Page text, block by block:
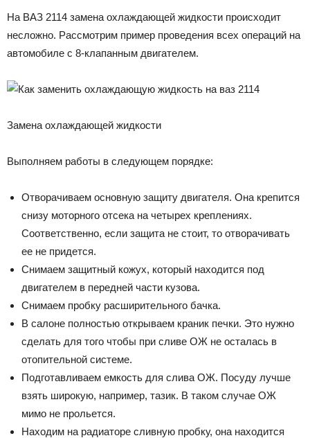
На ВАЗ 2114 замена охлаждающей жидкости происходит
несложно. Рассмотрим пример проведения всех операций на
автомобиле с 8-клапанным двигателем.
Замена охлаждающей жидкости
Выполняем работы в следующем порядке:
Отворачиваем основную защиту двигателя. Она крепится
снизу моторного отсека на четырех креплениях.
Соответственно, если защита не стоит, то отворачивать
ее не придется.
Снимаем защитный кожух, который находится под
двигателем в передней части кузова.
Снимаем пробку расширительного бачка.
В салоне полностью открываем краник печки. Это нужно
сделать для того чтобы при сливе ОЖ не осталась в
отопительной системе.
Подготавливаем емкость для слива ОЖ. Посуду лучше
взять широкую, например, тазик. В таком случае ОЖ
мимо не прольется.
Находим на радиаторе сливную пробку, она находится